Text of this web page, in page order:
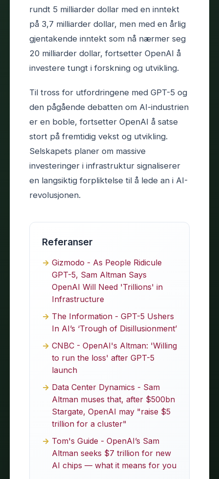
rundt 5 milliarder dollar med en inntekt
på 3,7 milliarder dollar, men med en årlig
gjentakende inntekt som nå nærmer seg
20 milliarder dollar, fortsetter OpenAI å
investere tungt i forskning og utvikling.
Til tross for utfordringene med GPT-5 og
den pågående debatten om AI-industrien
er en boble, fortsetter OpenAI å satse
stort på fremtidig vekst og utvikling.
Selskapets planer om massive
investeringer i infrastruktur signaliserer
en langsiktig forpliktelse til å lede an i AI-
revolusjonen.
Referanser
Gizmodo - As People Ridicule
GPT-5, Sam Altman Says
OpenAI Will Need 'Trillions' in
Infrastructure
The Information - GPT-5 Ushers
In AI’s ‘Trough of Disillusionment’
CNBC - OpenAI's Altman: 'Willing
to run the loss' after GPT-5
launch
Data Center Dynamics - Sam
Altman muses that, after $500bn
Stargate, OpenAI may "raise $5
trillion for a cluster"
Tom's Guide - OpenAI’s Sam
Altman seeks $7 trillion for new
AI chips — what it means for you